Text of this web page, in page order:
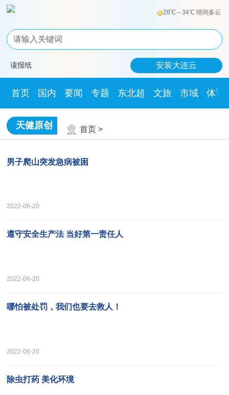
28℃～34℃ 晴间多云
读报纸 安装大连云
首页 国内 要闻 专题 东北超 文旅 市域 体育
天健原创 首页 >
男子爬山突发急病被困
2022-06-20
遵守安全生产法 当好第一责任人
2022-06-20
哪怕被处罚，我们也要去救人！
2022-06-20
除虫打药 美化环境